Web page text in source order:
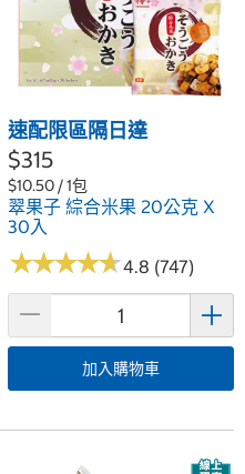
速配限區隔日達
$315
$10.50 / 1包
翠果子 綜合米果 20公克 X
30入
★★★★★
★★★★★4.8 (747)
加入購物車